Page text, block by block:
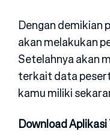
Dengan demikian
akan melakukan
Setelahnya akan
terkait data
kamu miliki
Download